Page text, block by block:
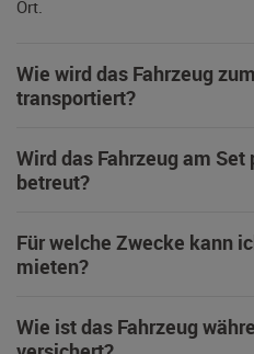
Ort.
Wie wird das Fahrzeug
transportiert?
Wird das Fahrzeug am
betreut?
Für welche Zwecke kann
mieten?
Wie ist das Fahrzeug